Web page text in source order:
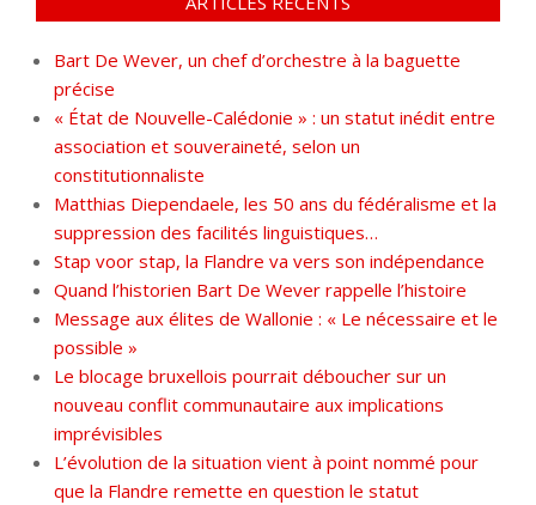
Bart De Wever, un chef d’orchestre à la baguette
précise
« État de Nouvelle-Calédonie » : un statut inédit entre
association et souveraineté, selon un
constitutionnaliste
Matthias Diependaele, les 50 ans du fédéralisme et la
suppression des facilités linguistiques…
Stap voor stap, la Flandre va vers son indépendance
Quand l’historien Bart De Wever rappelle l’histoire
Message aux élites de Wallonie : « Le nécessaire et le
possible »
Le blocage bruxellois pourrait déboucher sur un
nouveau conflit communautaire aux implications
imprévisibles
L’évolution de la situation vient à point nommé pour
que la Flandre remette en question le statut